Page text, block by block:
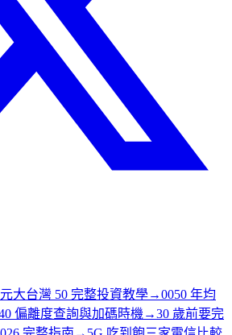
大台灣 50 完整投資教學→0050 年均
偏離度查詢與加碼時機 →30 歲前要完